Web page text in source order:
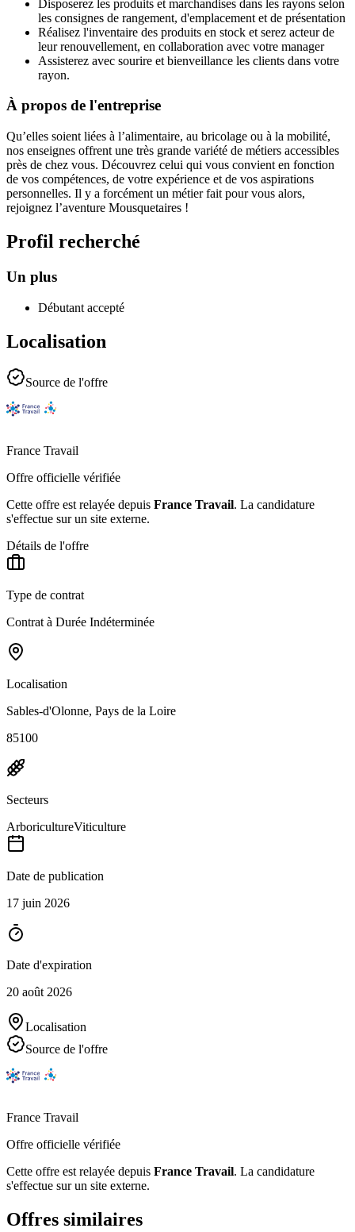
Disposerez les produits et marchandises dans les rayons selon
les consignes de rangement, d'emplacement et de présentation
Réalisez l'inventaire des produits en stock et serez acteur de
leur renouvellement, en collaboration avec votre manager
Assisterez avec sourire et bienveillance les clients dans votre
rayon.
À propos de l'entreprise
Qu’elles soient liées à l’alimentaire, au bricolage ou à la mobilité,
nos enseignes offrent une très grande variété de métiers accessibles
près de chez vous. Découvrez celui qui vous convient en fonction
de vos compétences, de votre expérience et de vos aspirations
personnelles. Il y a forcément un métier fait pour vous alors,
rejoignez l’aventure Mousquetaires !
Profil recherché
Un plus
Débutant accepté
Localisation
Source de l'offre
France Travail
Offre officielle vérifiée
Cette offre est relayée depuis France Travail. La candidature
s'effectue sur un site externe.
Détails de l'offre
Type de contrat
Contrat à Durée Indéterminée
Localisation
Sables-d'Olonne, Pays de la Loire
85100
Secteurs
ArboricultureViticulture
Date de publication
17 juin 2026
Date d'expiration
20 août 2026
Localisation
Source de l'offre
France Travail
Offre officielle vérifiée
Cette offre est relayée depuis France Travail. La candidature
s'effectue sur un site externe.
Offres similaires